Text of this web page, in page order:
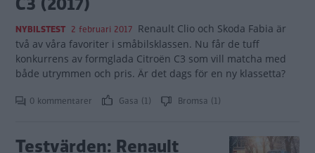
NYBILSTEST 2 februari 2017 Renault Clio och Skoda Fabia är
två av våra favoriter i småbilsklassen. Nu får de tuff
konkurrens av formglada Citroën C3 som vill matcha med
både utrymmen och pris. Är det dags för en ny klassetta?
0 kommentarer Gasa (1) Bromsa (1)
Testvärden: Renault